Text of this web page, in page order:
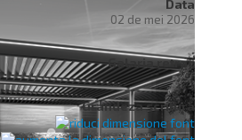
Data
02 de mei 2026
Galaria retrac
Grandeza scritura